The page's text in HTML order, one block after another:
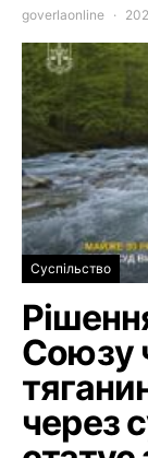
goverlaonline
Суспільство
Союзу
через